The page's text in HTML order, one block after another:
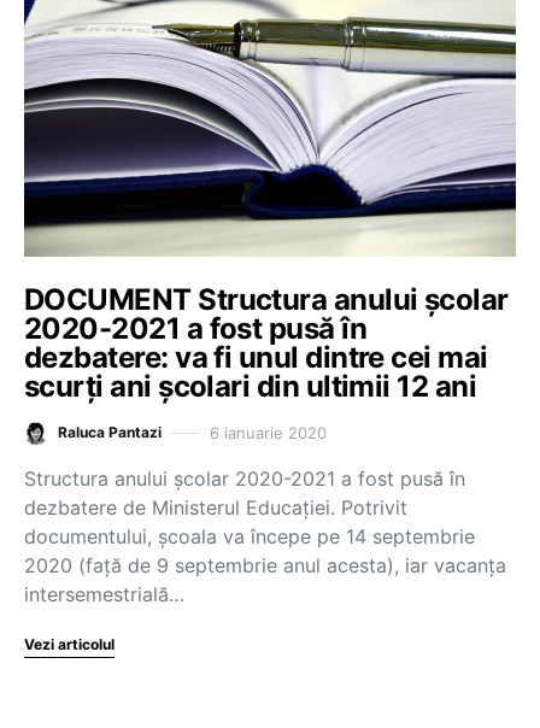
DOCUMENT Structura anului școlar
2020-2021 a fost pusă în
dezbatere: va fi unul dintre cei mai
scurți ani școlari din ultimii 12 ani
Raluca Pantazi 6 ianuarie 2020
Structura anului școlar 2020-2021 a fost pusă în
dezbatere de Ministerul Educației. Potrivit
documentului, școala va începe pe 14 septembrie
2020 (față de 9 septembrie anul acesta), iar vacanța
intersemestrială…
Vezi articolul